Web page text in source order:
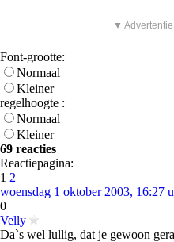
▼
Font-grootte:
Normaal
Kleiner
regelhoogte :
Normaal
Kleiner
69 reacties
Reactiepagina:
1 2
woensdag 1 oktober 2003, 16:27
0
Velly
Da`s wel lullig, dat je gewoon